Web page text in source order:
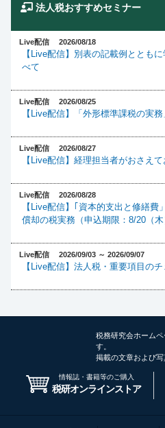
法人税おすすめセミナー
Live配信 2026/08/18
【Live配信】別表の記載例ととも
べて
Live配信 2026/08/25
【Live配信】「外形標準課税の実
Live配信 2026/08/27
【Live配信】経理担当者がおさえ
Live配信 2026/08/28
【Live配信】｢資本的支出と修繕
償却の税実務（申込期限：8/20（木
Live配信 2026/09/03 ～ 2026/09/07
【Live配信】法人税・重要項目の
税務研究会ホーム
す。
掲載の文章および写
情報誌・書籍等のご購入
税研オンラインストア